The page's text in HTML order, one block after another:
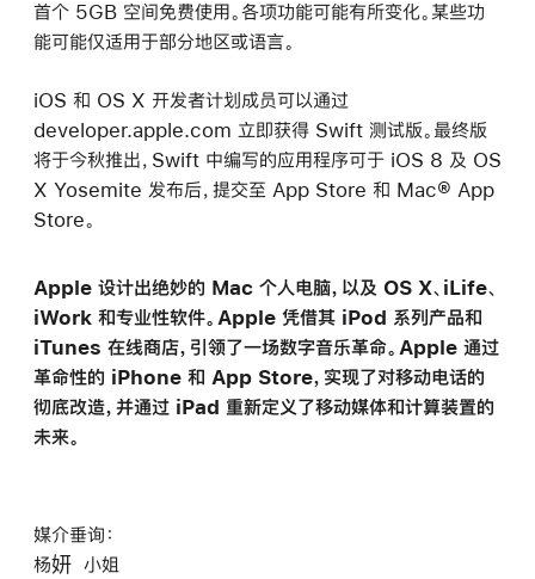
首个 5GB 空间免费使用。各项功能可能有所变化。某些功
能可能仅适用于部分地区或语言。
iOS 和 OS X 开发者计划成员可以通过
developer.apple.com 立即获得 Swift 测试版。最终版
将于今秋推出，Swift 中编写的应用程序可于 iOS 8 及 OS
X Yosemite 发布后，提交至 App Store 和 Mac® App
Store。
Apple 设计出绝妙的 Mac 个人电脑，以及 OS X、iLife、
iWork 和专业性软件。Apple 凭借其 iPod 系列产品和
iTunes 在线商店，引领了一场数字音乐革命。Apple 通过
革命性的 iPhone 和 App Store，实现了对移动电话的
彻底改造，并通过 iPad 重新定义了移动媒体和计算装置的
未来。
媒介垂询：
杨妍 小姐